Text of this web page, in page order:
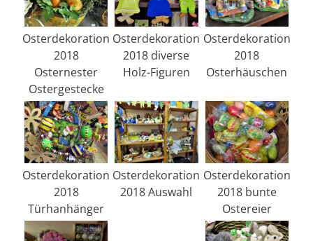
Osterdekoration
2018
Osternester
Ostergestecke
Osterdekoration
2018 diverse
Holz-Figuren
Osterdekoration
2018
Osterhäuschen
Osterdekoration
2018
Türhanhänger
Osterdekoration
2018 Auswahl
Osterdekoration
2018 bunte
Ostereier